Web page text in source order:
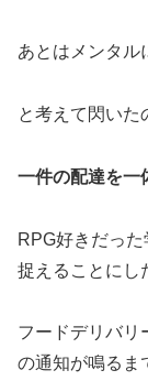
あとはメンタル
と考えて閃いた
一件の配達を一
RPG好きだっ
捉えることにし
フードデリバリ
の通知が鳴るま